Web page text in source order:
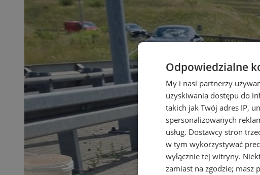
Odpowiedzialne
My i nasi partnerzy
uzyskiwania dostępu do
takich jak Twój adres IP,
spersonalizowanych
usług. Dostawcy stron
w tym wykorzystywać
wyłącznie tej witryny.
zamiast na zgodzie; masz